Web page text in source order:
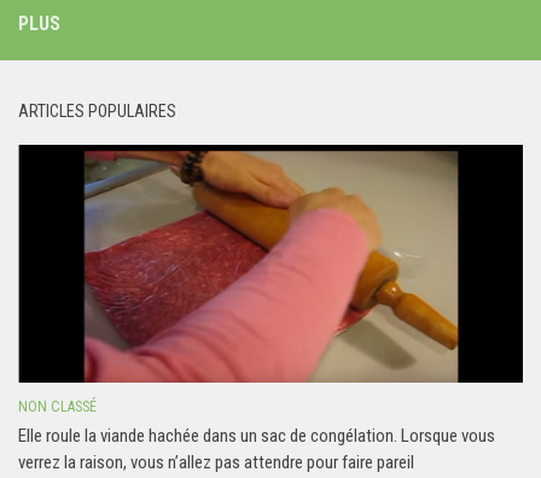
PLUS
ARTICLES POPULAIRES
NON CLASSÉ
Elle roule la viande hachée dans un sac de congélation. Lorsque vous
verrez la raison, vous n’allez pas attendre pour faire pareil